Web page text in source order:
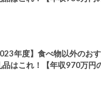
年度】食べ物以外のお
品はこれ！【年収970万円